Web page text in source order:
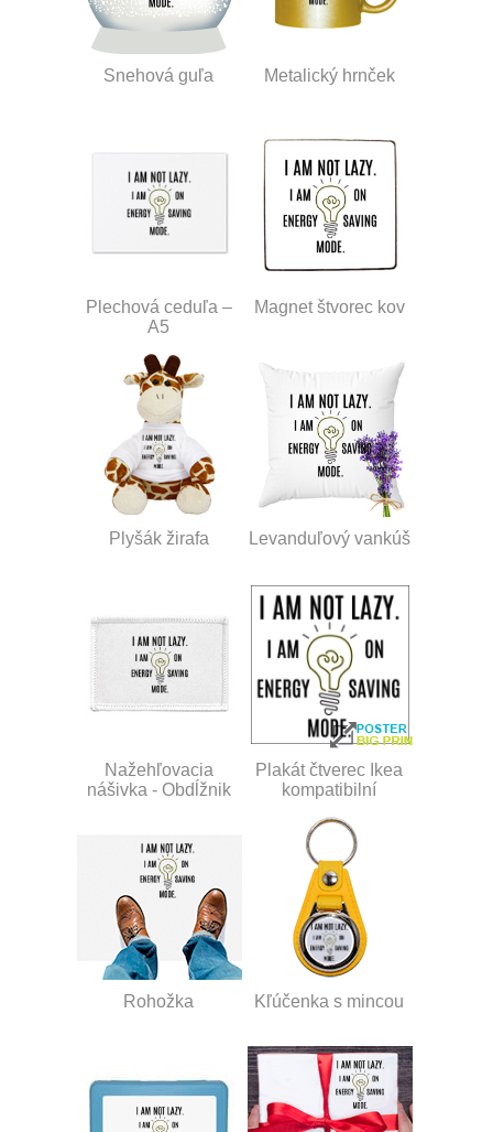
Snehová guľa Metalický hrnček
Plechová ceduľa –
A5
Magnet štvorec kov
Plyšák žirafa Levanduľový vankúš
Nažehľovacia
nášivka - Obdĺžnik
Plakát čtverec Ikea
kompatibilní
Rohožka Kľúčenka s mincou